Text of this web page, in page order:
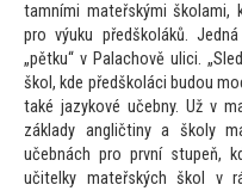
tamními mateřskými školami,
pro výuku předškoláků.
„pětku“ v Palachově ulici.
škol, kde předškoláci budou
také jazykové učebny. Už v
základy angličtiny a školy
učebnách pro první stupeň,
učitelky mateřských škol v